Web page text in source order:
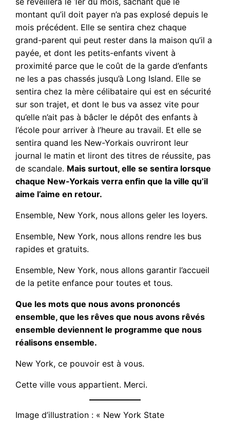
montant qu’il doit payer n’a pas explosé depuis le
mois précédent. Elle se sentira chez chaque
grand-parent qui peut rester dans la maison qu’il a
payée, et dont les petits-enfants vivent à
proximité parce que le coût de la garde d’enfants
ne les a pas chassés jusqu’à Long Island. Elle se
sentira chez la mère célibataire qui est en sécurité
sur son trajet, et dont le bus va assez vite pour
qu’elle n’ait pas à bâcler le dépôt des enfants à
l’école pour arriver à l’heure au travail. Et elle se
sentira quand les New-Yorkais ouvriront leur
journal le matin et liront des titres de réussite, pas
de scandale. Mais surtout, elle se sentira lorsque
chaque New-Yorkais verra enfin que la ville qu’il
aime l’aime en retour.
Ensemble, New York, nous allons geler les loyers.
Ensemble, New York, nous allons rendre les bus
rapides et gratuits.
Ensemble, New York, nous allons garantir l’accueil
de la petite enfance pour toutes et tous.
Que les mots que nous avons prononcés
ensemble, que les rêves que nous avons rêvés
ensemble deviennent le programme que nous
réalisons ensemble.
New York, ce pouvoir est à vous.
Cette ville vous appartient. Merci.
Image d’illustration : « New York State